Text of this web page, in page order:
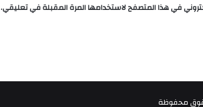
في هذا المتصفح لاستخدامها المرة المقبلة في تعليقي.